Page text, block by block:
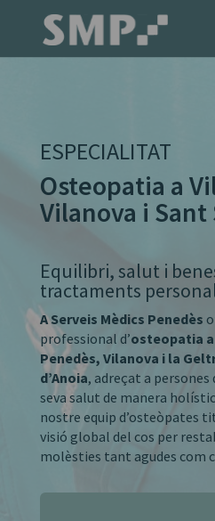
ESPECIALITAT
Osteopatia a
Vilanova i
Equilibri, salut i
tractaments
A Serveis Mèdics Penedès
professional d’osteopatia
Penedès, Vilanova i la
d’Anoia, adreçat a
seva salut de manera
nostre equip d’osteòpates
visió global del cos per
molèsties tant agudes com